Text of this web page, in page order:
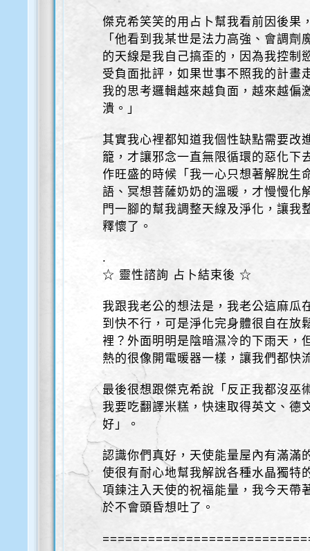
傑克希笑笑的用占卜幫我看前因後果
「他看到我某世是法力高強、會調
的天線是我自己搞歪的，因為我控制
受負面批評，如果世事不照我的計畫
我的思考邏輯越來越負面，越來越
潰。」
其實我心裡都知道我個性缺點需要改
籠，才讓邪念一直無限循環的惡化下
作旺盛的時候「我一心只想著解脫生
語、冥想菩薩奶奶的溫暖，才慢慢化
門一腳的幫我調整天線及淨化，讓我
釋懷了。
.
☆ 靈性諮詢 占卜結束後 ☆
我跟我老公的想法是，我老公這麻瓜
到快不行，可是淨化完身體很自在放
裡？外面明明是陰暗濕冷的下雨天，
熱的很像開電暖器一樣，讓我們都快
最後很想跟傑克希說「反正我都沒巫
我要吃翻譯米糕，快速取得英文、德
好」。
認識你們真好，天使能量屋內有滿滿
使很有耐心地幫我解說各種水晶獨特
項鍊注入天使的祝福能量，我今天帶
於不會頭昏想吐了。